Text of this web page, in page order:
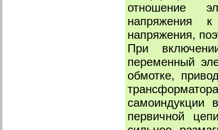
отношение
напряжения
напряжения,
При
переменный
обмотке,
самоиндукции
первичной